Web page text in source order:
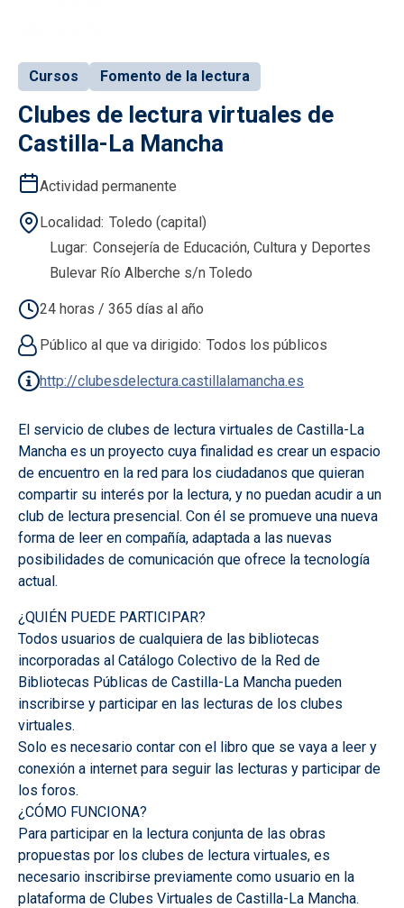
Cursos Fomento de la lectura
Clubes de lectura virtuales de
Castilla-La Mancha
Actividad permanente
Localidad Toledo (capital)
Lugar Consejería de Educación, Cultura y Deportes
Bulevar Río Alberche s/n Toledo
24 horas / 365 días al año
Público al que va dirigido Todos los públicos
http://clubesdelectura.castillalamancha.es
El servicio de clubes de lectura virtuales de Castilla-La
Mancha es un proyecto cuya finalidad es crear un espacio
de encuentro en la red para los ciudadanos que quieran
compartir su interés por la lectura, y no puedan acudir a un
club de lectura presencial. Con él se promueve una nueva
forma de leer en compañía, adaptada a las nuevas
posibilidades de comunicación que ofrece la tecnología
actual.
¿QUIÉN PUEDE PARTICIPAR?
Todos usuarios de cualquiera de las bibliotecas
incorporadas al Catálogo Colectivo de la Red de
Bibliotecas Públicas de Castilla-La Mancha pueden
inscribirse y participar en las lecturas de los clubes
virtuales.
Solo es necesario contar con el libro que se vaya a leer y
conexión a internet para seguir las lecturas y participar de
los foros.
¿CÓMO FUNCIONA?
Para participar en la lectura conjunta de las obras
propuestas por los clubes de lectura virtuales, es
necesario inscribirse previamente como usuario en la
plataforma de Clubes Virtuales de Castilla-La Mancha.